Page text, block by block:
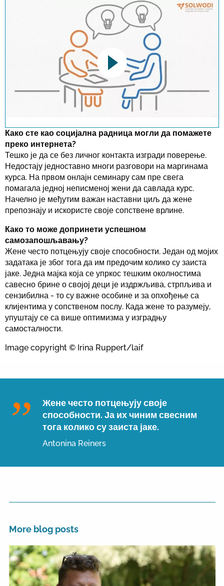
This link opens a YouTube video. Please
note the data protection regulations valid
Потврди
Како сте као социјална радница могли да помажете
преко интернета?
Тешко је да се без личног контакта изгради поверење.
Недостају једноставно многи разговори на маргинама
курса. На првом онлајн семинару сам пре свега
помагала једној неписменој жени да савлада курс.
Начелно је међутим важан наставни циљ да жене
препознају и искористе своје сопствене врлине.
Како то може допринети успешном
самозапошљавању?
Жене често потцењују своје способности. Један од мојих
задатака је због тога да им предочим колико су заиста
јаке. Једна мајка која се упркос тешким околностима
савесно брине о својој деци је издржљива, стрпљива и
сензибилна - то су важне особине и за опхођење са
клијентима у сопственом послу. Када жене то разумеју,
упуштају се са више оптимизма у изградњу
самосталности.
Image copyright ©️ Irina Ruppert/laif
Жене често потцењују своје
способности. Ја их чиним свесним
тога колико су заиста јаке.
Antonina Reiners
More blog posts